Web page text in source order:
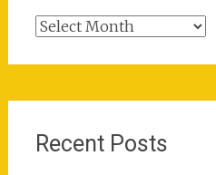
Total
Recent Posts